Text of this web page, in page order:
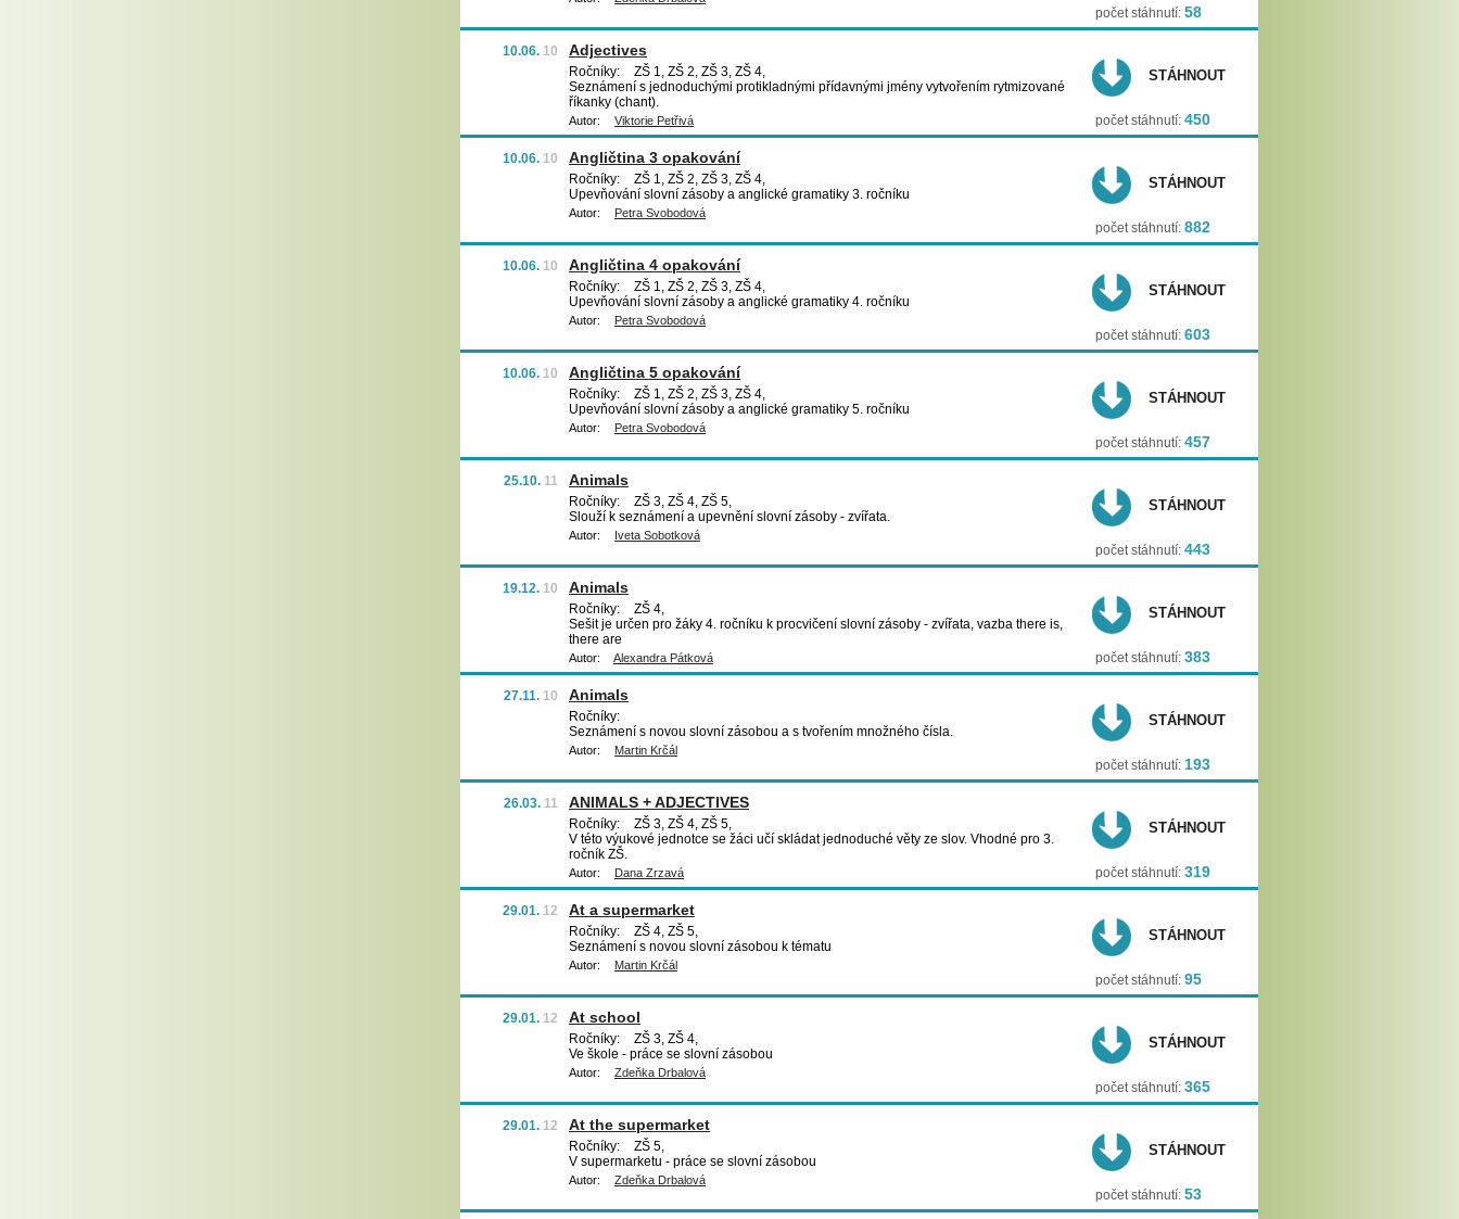
počet stáhnutí: 58
10.06. 10 Adjectives
Ročníky:
ZŠ 1, ZŠ 2, ZŠ 3, ZŠ 4,
Seznámení s jednoduchými protikladnými přídavnými jmény vytvořením rytmizované
říkanky (chant).
Autor: Viktorie Petřivá
STÁHNOUT
počet stáhnutí: 450
10.06. 10 Angličtina 3 opakování
Ročníky:
ZŠ 1, ZŠ 2, ZŠ 3, ZŠ 4,
Upevňování slovní zásoby a anglické gramatiky 3. ročníku
Autor: Petra Svobodová
STÁHNOUT
počet stáhnutí: 882
10.06. 10 Angličtina 4 opakování
Ročníky:
ZŠ 1, ZŠ 2, ZŠ 3, ZŠ 4,
Upevňování slovní zásoby a anglické gramatiky 4. ročníku
Autor: Petra Svobodová
STÁHNOUT
počet stáhnutí: 603
10.06. 10 Angličtina 5 opakování
Ročníky:
ZŠ 1, ZŠ 2, ZŠ 3, ZŠ 4,
Upevňování slovní zásoby a anglické gramatiky 5. ročníku
Autor: Petra Svobodová
STÁHNOUT
počet stáhnutí: 457
25.10. 11 Animals
Ročníky:
ZŠ 3, ZŠ 4, ZŠ 5,
Slouží k seznámení a upevnění slovní zásoby - zvířata.
Autor: Iveta Sobotková
STÁHNOUT
počet stáhnutí: 443
19.12. 10 Animals
Ročníky:
ZŠ 4,
Sešit je určen pro žáky 4. ročníku k procvičení slovní zásoby - zvířata, vazba there is,
there are
Autor: Alexandra Pátková
STÁHNOUT
počet stáhnutí: 383
27.11. 10 Animals
Ročníky:
Seznámení s novou slovní zásobou a s tvořením množného čísla.
Autor: Martin Krčál
STÁHNOUT
počet stáhnutí: 193
26.03. 11 ANIMALS + ADJECTIVES
Ročníky:
ZŠ 3, ZŠ 4, ZŠ 5,
V této výukové jednotce se žáci učí skládat jednoduché věty ze slov. Vhodné pro 3.
ročník ZŠ.
Autor: Dana Zrzavá
STÁHNOUT
počet stáhnutí: 319
29.01. 12 At a supermarket
Ročníky:
ZŠ 4, ZŠ 5,
Seznámení s novou slovní zásobou k tématu
Autor: Martin Krčál
STÁHNOUT
počet stáhnutí: 95
29.01. 12 At school
Ročníky:
ZŠ 3, ZŠ 4,
Ve škole - práce se slovní zásobou
Autor: Zdeňka Drbalová
STÁHNOUT
počet stáhnutí: 365
29.01. 12 At the supermarket
Ročníky:
ZŠ 5,
V supermarketu - práce se slovní zásobou
Autor: Zdeňka Drbalová
STÁHNOUT
počet stáhnutí: 53